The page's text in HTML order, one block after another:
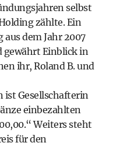
selbst
zählte. Ein
dem Jahr 2007
gewährt Einblick in
ihr, Roland B. und
ist Gesellschafterin
einbezahlten
Weiters steht
für den